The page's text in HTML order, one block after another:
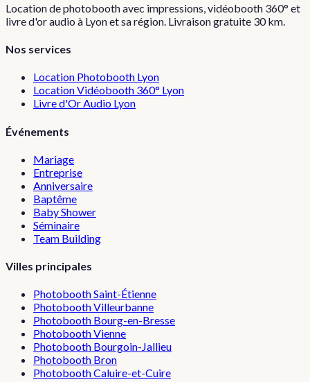
Location de photobooth avec impressions, vidéobooth 360° et
livre d'or audio à Lyon et sa région. Livraison gratuite 30 km.
Nos services
Location Photobooth Lyon
Location Vidéobooth 360° Lyon
Livre d'Or Audio Lyon
Événements
Mariage
Entreprise
Anniversaire
Baptême
Baby Shower
Séminaire
Team Building
Villes principales
PhotoboothSaint-Étienne
PhotoboothVilleurbanne
Photobooth Bourg-en-Bresse
PhotoboothVienne
Photobooth Bourgoin-Jallieu
Photobooth Bron
PhotoboothCaluire-et-Cuire